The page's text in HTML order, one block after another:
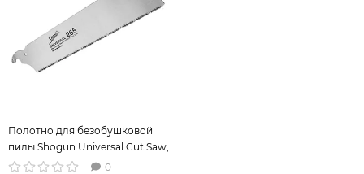
Полотно для безобушковой
пилы Shogun Universal Cut Saw,
265мм
0